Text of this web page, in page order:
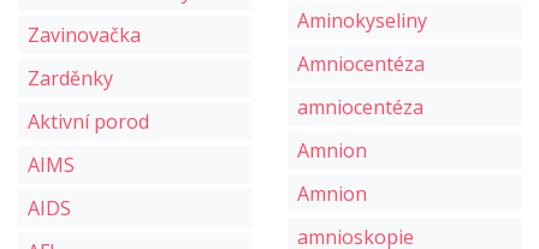
Zavinovačka
Zarděnky
Aktivní porod
AIMS
AIDS
Aminokyseliny
Amniocentéza
amniocentéza
Amnion
Amnion
amnioskopie